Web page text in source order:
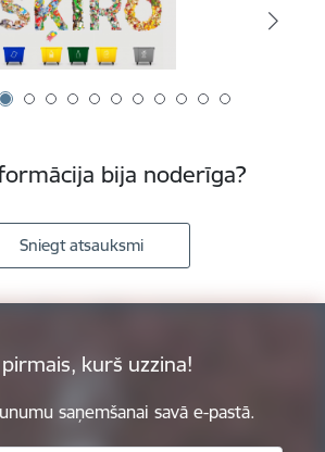
bija noderīga?
Sniegt atsauksmi
pirmais, kurš uzzina!
saņemšanai savā e-pastā.